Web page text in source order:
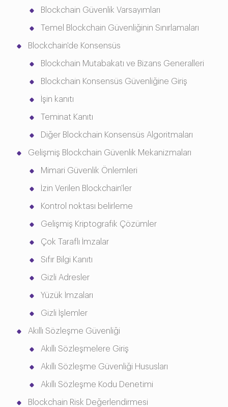
Blockchain Güvenlik Varsayımları
Temel Blockchain Güvenliğinin Sınırlamaları
Blockchain'de Konsensüs
Blockchain Mutabakatı ve Bizans Generalleri
Blockchain Konsensüs Güvenliğine Giriş
İşin kanıtı
Teminat Kanıtı
Diğer Blockchain Konsensüs Algoritmaları
Gelişmiş Blockchain Güvenlik Mekanizmaları
Mimari Güvenlik Önlemleri
İzin Verilen Blockchain'ler
Kontrol noktası belirleme
Gelişmiş Kriptografik Çözümler
Çok Taraflı İmzalar
Sıfır Bilgi Kanıtı
Gizli Adresler
Yüzük İmzaları
Gizli İşlemler
Akıllı Sözleşme Güvenliği
Akıllı Sözleşmelere Giriş
Akıllı Sözleşme Güvenliği Hususları
Akıllı Sözleşme Kodu Denetimi
Blockchain Risk Değerlendirmesi